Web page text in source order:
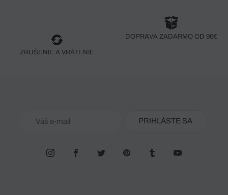
ZRUŠENIE A VRÁTENIE
DOPRAVA ZADARMO OD 90€
PRIHLÁSTE SA